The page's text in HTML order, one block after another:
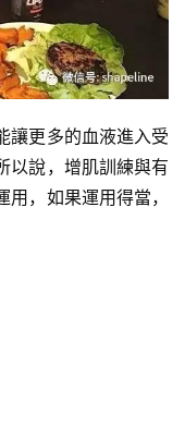
讓更多的血液進入受
以說，增肌訓練與有
，如果運用得當，